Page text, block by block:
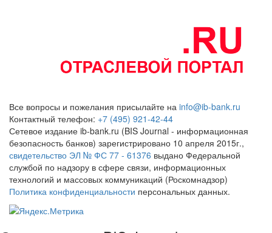
Все вопросы и пожелания присылайте на info@ib-bank.ru
Контактный телефон: +7 (495) 921-42-44
Сетевое издание ib-bank.ru (BIS Journal - информационная
безопасность банков) зарегистрировано 10 апреля 2015г.,
свидетельство ЭЛ № ФС 77 - 61376 выдано Федеральной
службой по надзору в сфере связи, информационных
технологий и массовых коммуникаций (Роскомнадзор)
Политика конфиденциальности персональных данных.